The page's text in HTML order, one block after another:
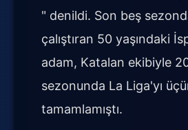
" denildi. Son beş
çalıştıran 50 yaşındaki
adam, Katalan ekibiyle
sezonunda La Liga'yı
tamamlamıştı.